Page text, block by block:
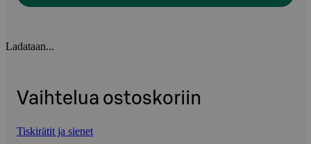
Ladataan...
Vaihtelua ostoskoriin
Tiskirätit ja sienet